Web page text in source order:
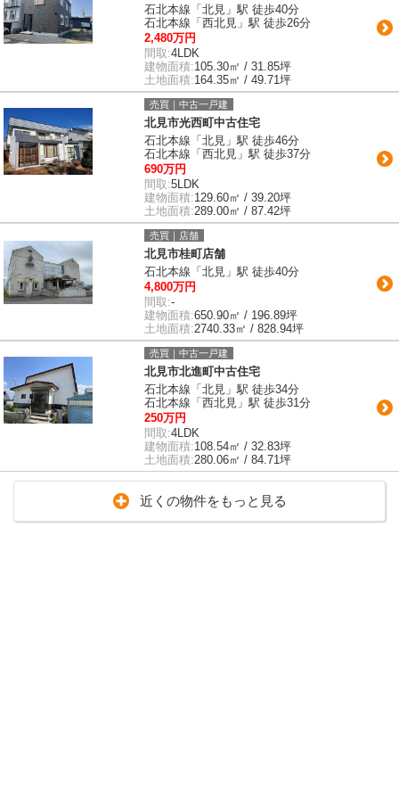
石北本線「北見」駅 徒歩40分
石北本線「西北見」駅 徒歩26分
2,480万円
間取:4LDK
建物面積:105.30㎡ / 31.85坪
土地面積:164.35㎡ / 49.71坪
売買｜中古一戸建
北見市光西町中古住宅
石北本線「北見」駅 徒歩46分
石北本線「西北見」駅 徒歩37分
690万円
間取:5LDK
建物面積:129.60㎡ / 39.20坪
土地面積:289.00㎡ / 87.42坪
売買｜店舗
北見市桂町店舗
石北本線「北見」駅 徒歩40分
4,800万円
間取:-
建物面積:650.90㎡ / 196.89坪
土地面積:2740.33㎡ / 828.94坪
売買｜中古一戸建
北見市北進町中古住宅
石北本線「北見」駅 徒歩34分
石北本線「西北見」駅 徒歩31分
250万円
間取:4LDK
建物面積:108.54㎡ / 32.83坪
土地面積:280.06㎡ / 84.71坪
近くの物件をもっと見る